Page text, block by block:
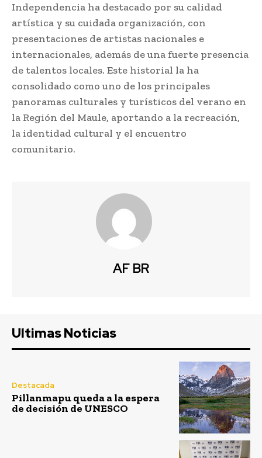
Independencia ha destacado por su calidad
artística y su cuidada organización, con
presentaciones de artistas nacionales e
internacionales, además de una fuerte presencia
de talentos locales. Este historial la ha
consolidado como uno de los principales
panoramas culturales y turísticos del verano en
la Región del Maule, aportando a la recreación,
la identidad cultural y el encuentro
comunitario.
AF BR
Ultimas Noticias
Destacada
Pillanmapu queda a la espera
de decisión de UNESCO